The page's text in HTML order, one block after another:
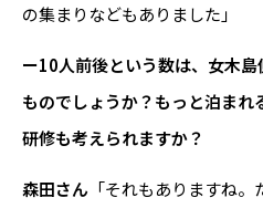
の集まりなどもありました」
ー10人前後という数は、女木
ものでしょうか？もっと泊ま
研修も考えられますか？
森田さん 「それもありますね